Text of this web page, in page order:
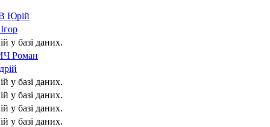
Юрій
у базі даних.
Роман
у базі даних.
у базі даних.
у базі даних.
у базі даних.